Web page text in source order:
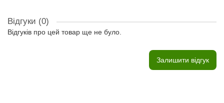
Відгуки (0)
Відгуків про цей товар ще не було.
Залишити відгук